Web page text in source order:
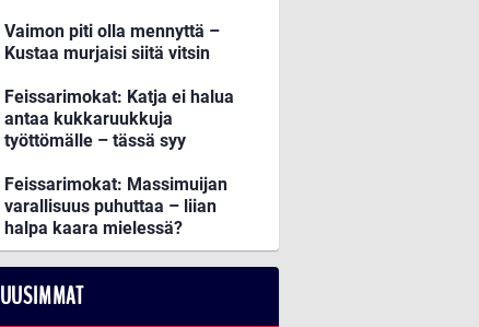
Vaimon piti olla mennyttä –
Kustaa murjaisi siitä vitsin
Feissarimokat: Katja ei halua
antaa kukkaruukkuja
työttömälle – tässä syy
Feissarimokat: Massimuijan
varallisuus puhuttaa – liian
halpa kaara mielessä?
UUSIMMAT